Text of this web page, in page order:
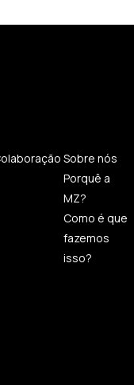
Sobre nós
Porquê a
MZ?
Como é que
fazemos
isso?